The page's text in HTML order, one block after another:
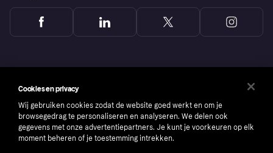
Cookies en privacy
Wij gebruiken cookies zodat de website goed werkt en om je
browsegedrag te personaliseren en analyseren. We delen ook
gegevens met onze advertentiepartners. Je kunt je voorkeuren op elk
moment beheren of je toestemming intrekken.